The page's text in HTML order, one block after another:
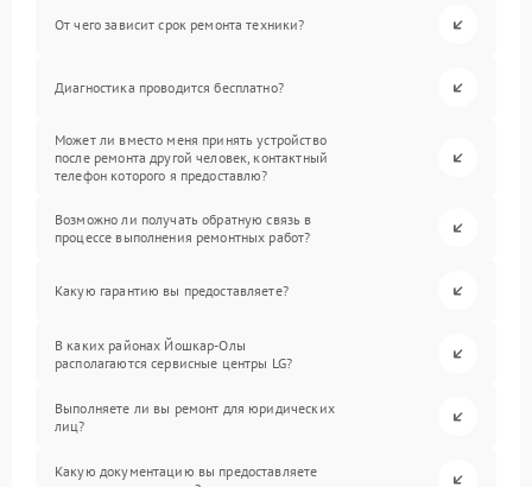
От чего зависит срок ремонта техники?
Диагностика проводится бесплатно?
Может ли вместо меня принять устройство
после ремонта другой человек, контактный
телефон которого я предоставлю?
Возможно ли получать обратную связь в
процессе выполнения ремонтных работ?
Какую гарантию вы предоставляете?
В каких районах Йошкар-Олы
располагаются сервисные центры LG?
Выполняете ли вы ремонт для юридических
лиц?
Какую документацию вы предоставляете